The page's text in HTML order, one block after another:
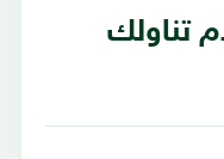
تناولك